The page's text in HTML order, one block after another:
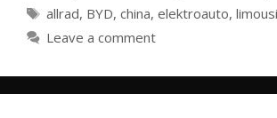
Tags
allrad, BYD, china, elektroauto,
Leave a comment